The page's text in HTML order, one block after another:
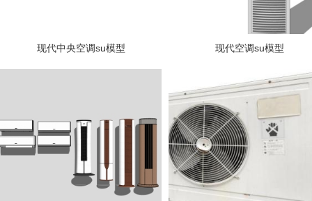
现代中央空调su模型 现代空调su模型